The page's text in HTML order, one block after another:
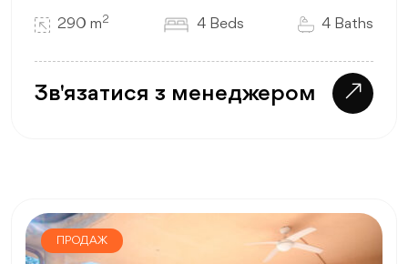
290 m2 4 Beds 4 Baths
Зв'язатися з менеджером
ПРОДАЖ